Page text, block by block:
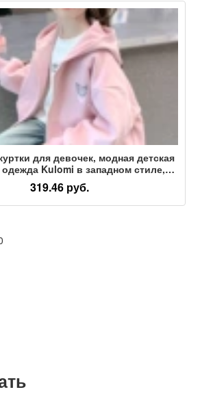
для девочек, модная детская
одежда Kulomi в западном стиле,
топы с капюшоном для маленьких
девочек, модный стиль
319.46 руб.